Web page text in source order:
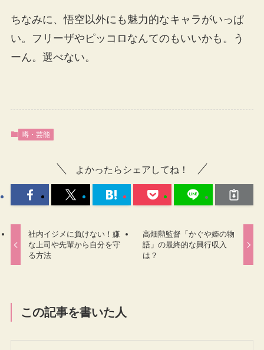
ちなみに、悟空以外にも魅力的なキャラがいっぱ
い。フリーザやピッコロなんてのもいいかも。う
ーん。選べない。
噂・芸能
よかったらシェアしてね！
社内イジメに負けない！嫌
な上司や先輩から自分を守
る方法
高畑勲監督「かぐや姫の物
語」の最終的な興行収入
は？
この記事を書いた人